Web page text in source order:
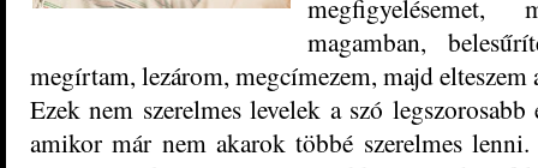
magamban,
megírtam, lezárom, megcímezem, majd elteszem
Ezek nem szerelmes levelek a szó
amikor már nem akarok többé szerelmes